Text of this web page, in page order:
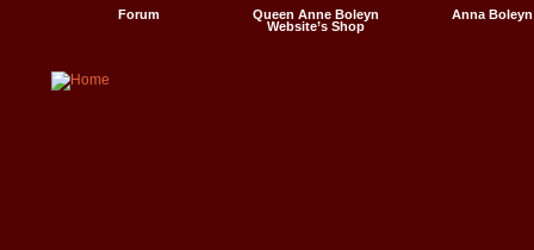
Forum
Queen Anne Boleyn
Website’s Shop
Anna Boleyn